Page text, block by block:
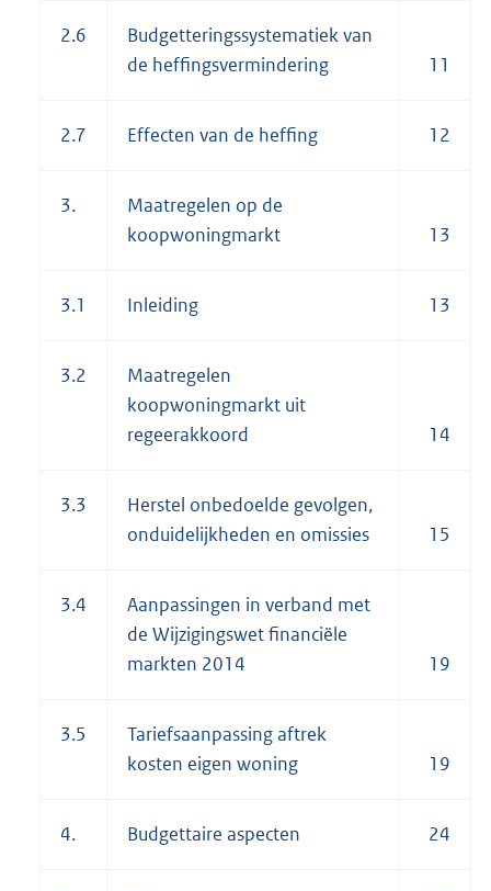
2.6
Budgetteringssystematiek van
de heffingsvermindering
11
2.7 Effecten van de heffing 12
3.
Maatregelen op de
koopwoningmarkt
13
3.1 Inleiding 13
3.2
Maatregelen
koopwoningmarkt uit
regeerakkoord
14
3.3
Herstel onbedoelde gevolgen,
onduidelijkheden en omissies
15
3.4
Aanpassingen in verband met
de Wijzigingswet financiële
markten 2014
19
3.5
Tariefsaanpassing aftrek
kosten eigen woning
19
4. Budgettaire aspecten 24